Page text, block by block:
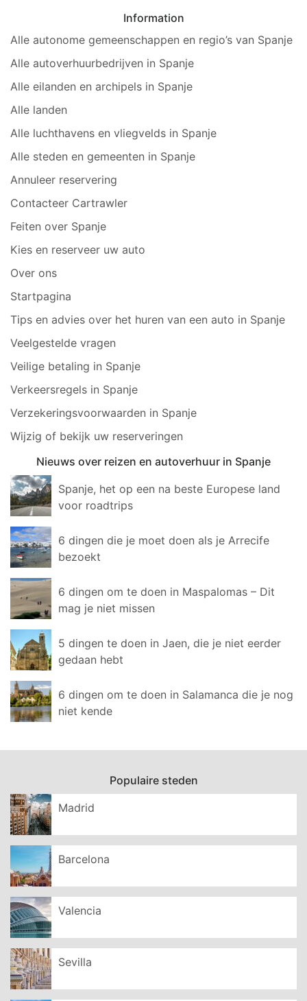
Information
Alle autonome gemeenschappen en regio’s van Spanje
Alle autoverhuurbedrijven in Spanje
Alle eilanden en archipels in Spanje
Alle landen
Alle luchthavens en vliegvelds in Spanje
Alle steden en gemeenten in Spanje
Annuleer reservering
Contacteer Cartrawler
Feiten over Spanje
Kies en reserveer uw auto
Over ons
Startpagina
Tips en advies over het huren van een auto in Spanje
Veelgestelde vragen
Veilige betaling in Spanje
Verkeersregels in Spanje
Verzekeringsvoorwaarden in Spanje
Wijzig of bekijk uw reserveringen
Nieuws over reizen en autoverhuur in Spanje
Spanje, het op een na beste Europese land
voor roadtrips
6 dingen die je moet doen als je Arrecife
bezoekt
6 dingen om te doen in Maspalomas – Dit
mag je niet missen
5 dingen te doen in Jaen, die je niet eerder
gedaan hebt
6 dingen om te doen in Salamanca die je nog
niet kende
Populaire steden
Madrid
Barcelona
Valencia
Sevilla